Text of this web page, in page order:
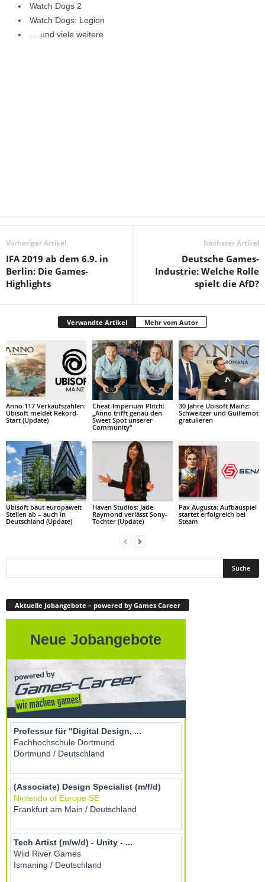
Watch Dogs 2
Watch Dogs: Legion
… und viele weitere
Vorheriger Artikel
IFA 2019 ab dem 6.9. in
Berlin: Die Games-
Highlights
Nächster Artikel
Deutsche Games-
Industrie: Welche Rolle
spielt die AfD?
Verwandte Artikel Mehr vom Autor
Anno 117 Verkaufszahlen:
Ubisoft meldet Rekord-
Start (Update)
Cheat-Imperium Plitch:
„Anno trifft genau den
Sweet Spot unserer
Community“
30 Jahre Ubisoft Mainz:
Schweitzer und Guillemot
gratulieren
Ubisoft baut europaweit
Stellen ab – auch in
Deutschland (Update)
Haven Studios: Jade
Raymond verlässt Sony-
Tochter (Update)
Pax Augusta: Aufbauspiel
startet erfolgreich bei
Steam
Aktuelle Jobangebote – powered by Games Career